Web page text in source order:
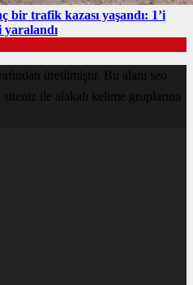
bir trafik kazası yaşandı: 1’i
yaralandı
üretilmiştir. Bu alanı seo
ile alakalı kelime gruplarına